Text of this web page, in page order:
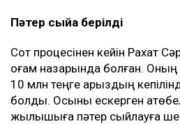
Пәтер сыйға берілді
Сот процесінен кейін Рахат
қоғам назарында болған.
10 млн теңге қарыздың
болды. Осыны ескерген
жылқышыға пәтер сыйлауға